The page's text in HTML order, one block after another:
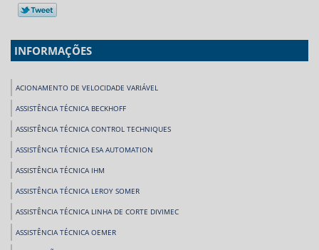
INFORMAÇÕES
ACIONAMENTO DE VELOCIDADE VARIÁVEL
ASSISTÊNCIA TÉCNICA BECKHOFF
ASSISTÊNCIA TÉCNICA CONTROL TECHNIQUES
ASSISTÊNCIA TÉCNICA ESA AUTOMATION
ASSISTÊNCIA TÉCNICA IHM
ASSISTÊNCIA TÉCNICA LEROY SOMER
ASSISTÊNCIA TÉCNICA LINHA DE CORTE DIVIMEC
ASSISTÊNCIA TÉCNICA OEMER